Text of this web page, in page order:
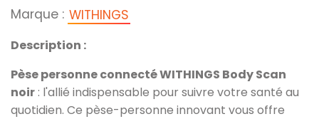
Marque : WITHINGS
Description :
Pèse personne connecté WITHINGS Body Scan
noir : l'allié indispensable pour suivre votre santé au
quotidien. Ce pèse-personne innovant vous offre